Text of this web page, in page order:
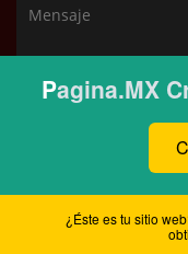
© 2025 PentecostesLive.